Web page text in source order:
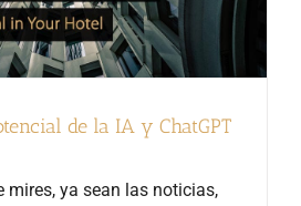
de la IA y ChatGPT
mires, ya sean las noticias,